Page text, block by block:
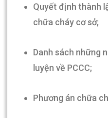
Quyết định thành
chữa cháy cơ sở;
Danh sách những
luyện về PCCC;
Phương án chữa